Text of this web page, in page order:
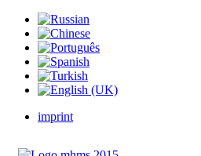
imprint